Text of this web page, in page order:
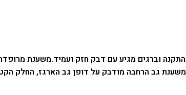
משענת גב הרחבה מודבק על דופן גב הארגז, החלק